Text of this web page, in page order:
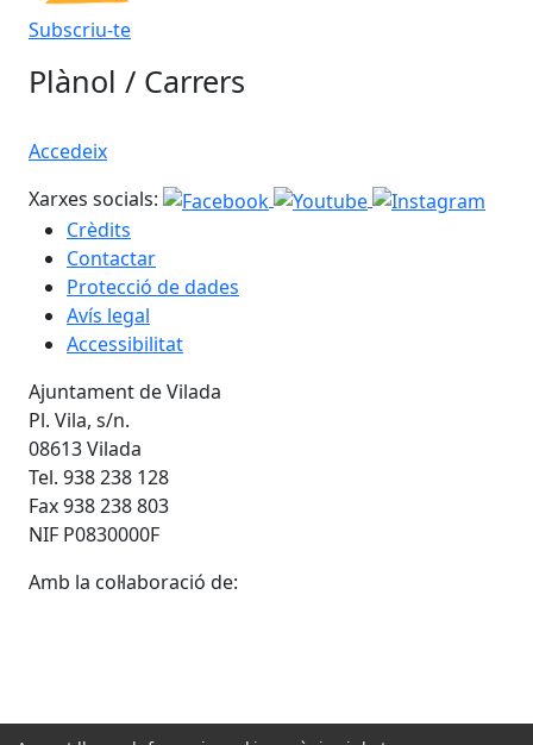
Subscriu-te
Plànol / Carrers
Accedeix
Xarxes socials:
Crèdits
Contactar
Protecció de dades
Avís legal
Accessibilitat
Ajuntament de Vilada
Pl. Vila, s/n.
08613 Vilada
Tel. 938 238 128
Fax 938 238 803
NIF P0830000F
Amb la col·laboració de: